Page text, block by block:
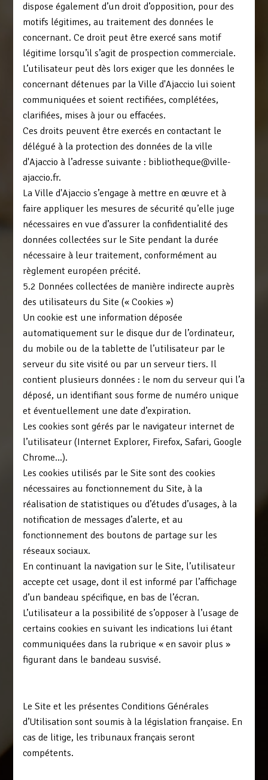
dispose également d’un droit d’opposition, pour des
motifs légitimes, au traitement des données le
concernant. Ce droit peut être exercé sans motif
légitime lorsqu’il s’agit de prospection commerciale.
L’utilisateur peut dès lors exiger que les données le
concernant détenues par la Ville d'Ajaccio lui soient
communiquées et soient rectifiées, complétées,
clarifiées, mises à jour ou effacées.
Ces droits peuvent être exercés en contactant le
délégué à la protection des données de la ville
d'Ajaccio à l’adresse suivante : bibliotheque@ville-
ajaccio.fr.
La Ville d'Ajaccio s’engage à mettre en œuvre et à
faire appliquer les mesures de sécurité qu’elle juge
nécessaires en vue d’assurer la confidentialité des
données collectées sur le Site pendant la durée
nécessaire à leur traitement, conformément au
règlement européen précité.
5.2 Données collectées de manière indirecte auprès
des utilisateurs du Site (« Cookies »)
Un cookie est une information déposée
automatiquement sur le disque dur de l’ordinateur,
du mobile ou de la tablette de l’utilisateur par le
serveur du site visité ou par un serveur tiers. Il
contient plusieurs données : le nom du serveur qui l’a
déposé, un identifiant sous forme de numéro unique
et éventuellement une date d’expiration.
Les cookies sont gérés par le navigateur internet de
l’utilisateur (Internet Explorer, Firefox, Safari, Google
Chrome…).
Les cookies utilisés par le Site sont des cookies
nécessaires au fonctionnement du Site, à la
réalisation de statistiques ou d’études d’usages, à la
notification de messages d’alerte, et au
fonctionnement des boutons de partage sur les
réseaux sociaux.
En continuant la navigation sur le Site, l’utilisateur
accepte cet usage, dont il est informé par l’affichage
d’un bandeau spécifique, en bas de l’écran.
L’utilisateur a la possibilité de s’opposer à l’usage de
certains cookies en suivant les indications lui étant
communiquées dans la rubrique « en savoir plus »
figurant dans le bandeau susvisé.
Le Site et les présentes Conditions Générales
d’Utilisation sont soumis à la législation française. En
cas de litige, les tribunaux français seront
compétents.